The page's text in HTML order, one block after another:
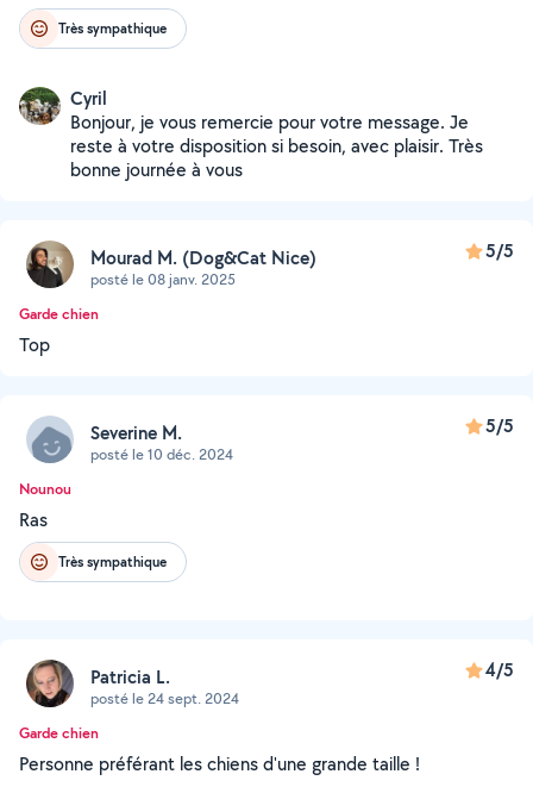
Très sympathique
Cyril
Bonjour, je vous remercie pour votre message. Je
reste à votre disposition si besoin, avec plaisir. Très
bonne journée à vous
Mourad M. (Dog&Cat Nice)
posté le 08 janv. 2025
5/5
Garde chien
Top
Severine M.
posté le 10 déc. 2024
5/5
Nounou
Ras
Très sympathique
Patricia L.
posté le 24 sept. 2024
4/5
Garde chien
Personne préférant les chiens d'une grande taille !